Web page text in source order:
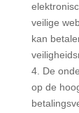
veilige
kan
4. De
op de